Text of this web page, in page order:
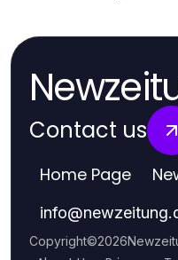
Contact us
Home Page
info@
Copyright©2026